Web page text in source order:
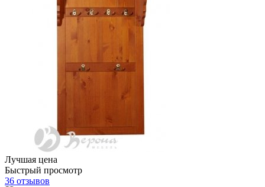
Лучшая цена
Быстрый просмотр
36 отзывов